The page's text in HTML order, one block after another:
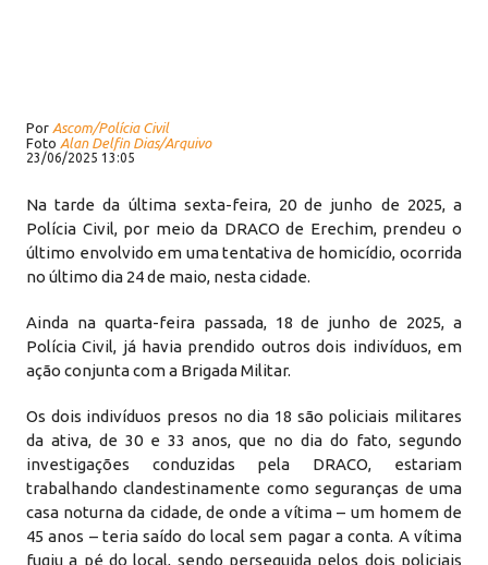
Por Ascom/Polícia Civil
Foto Alan Delfin Dias/Arquivo
23/06/2025 13:05
Na tarde da última sexta-feira, 20 de junho de 2025, a
Polícia Civil, por meio da DRACO de Erechim, prendeu o
último envolvido em uma tentativa de homicídio, ocorrida
no último dia 24 de maio, nesta cidade.
Ainda na quarta-feira passada, 18 de junho de 2025, a
Polícia Civil, já havia prendido outros dois indivíduos, em
ação conjunta com a Brigada Militar.
Os dois indivíduos presos no dia 18 são policiais militares
da ativa, de 30 e 33 anos, que no dia do fato, segundo
investigações conduzidas pela DRACO, estariam
trabalhando clandestinamente como seguranças de uma
casa noturna da cidade, de onde a vítima – um homem de
45 anos – teria saído do local sem pagar a conta. A vítima
fugiu a pé do local, sendo perseguida pelos dois policiais